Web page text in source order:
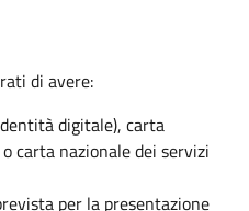
di avere:
digitale), carta
carta nazionale dei servizi
per la presentazione